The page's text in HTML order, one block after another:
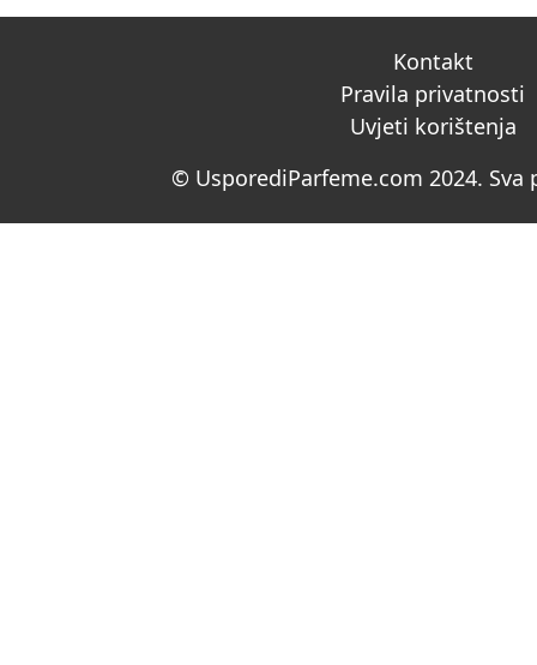
Kontakt
Pravila privatnosti
Uvjeti korištenja
© UsporediParfeme.com 2024. Sva